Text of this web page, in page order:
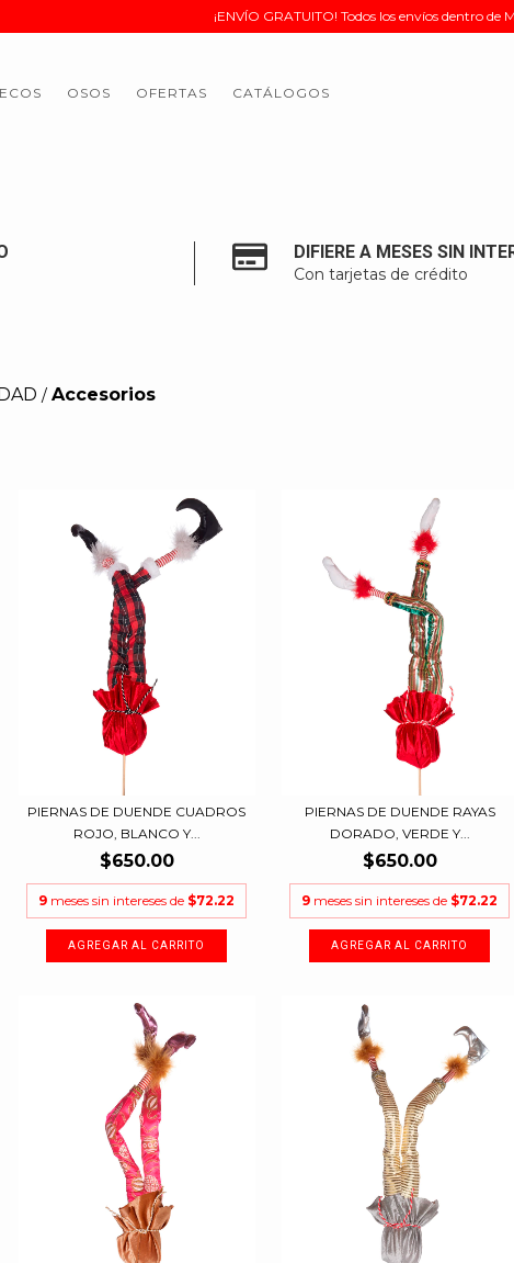
¡ENVÍO GRATUITO! Todos los envíos dentro de
OSOS OFERTAS CATÁLOGOS
DIFIERE A MESES SIN
Con tarjetas de crédito
/ Accesorios
PIERNAS DE DUENDE CUADROS
ROJO, BLANCO Y...
$650.00
9 meses sin intereses de $72.22
PIERNAS DE DUENDE RAYAS
DORADO, VERDE Y...
$650.00
9 meses sin intereses de $72.22